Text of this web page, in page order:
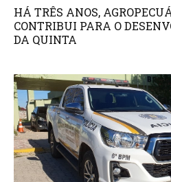
HÁ TRÊS ANOS,
CONTRIBUI PARA O
DA QUINTA